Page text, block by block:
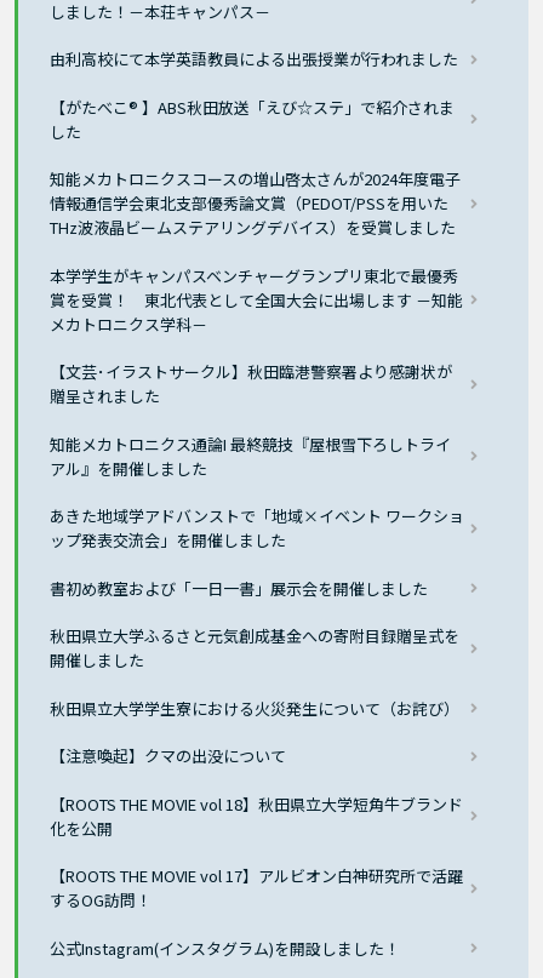
しました！－本荘キャンパス－
由利高校にて本学英語教員による出張授業が行われました
【がたべこ® 】ABS秋田放送「えび☆ステ」で紹介されま
した
知能メカトロニクスコースの増山啓太さんが2024年度電子
情報通信学会東北支部優秀論文賞（PEDOT/PSSを用いた
THz波液晶ビームステアリングデバイス）を受賞しました
本学学生がキャンパスベンチャーグランプリ東北で最優秀
賞を受賞！ 東北代表として全国大会に出場します －知能
メカトロニクス学科－
【文芸･イラストサークル】秋田臨港警察署より感謝状が
贈呈されました
知能メカトロニクス通論I 最終競技『屋根雪下ろしトライ
アル』を開催しました
あきた地域学アドバンストで「地域×イベント ワークショ
ップ発表交流会」を開催しました
書初め教室および「一日一書」展示会を開催しました
秋田県立大学ふるさと元気創成基金への寄附目録贈呈式を
開催しました
秋田県立大学学生寮における火災発生について（お詫び）
【注意喚起】クマの出没について
【ROOTS THE MOVIE vol 18】秋田県立大学短角牛ブランド
化を公開
【ROOTS THE MOVIE vol 17】アルビオン白神研究所で活躍
するOG訪問！
公式Instagram(インスタグラム)を開設しました！